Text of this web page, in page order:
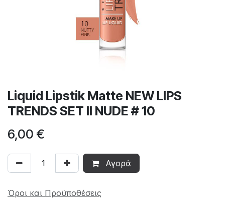
Liquid Lipstik Matte NEW LIPS
TRENDS SET II NUDE # 10
6,00 €
Αγορά
Όροι και Προϋποθέσεις